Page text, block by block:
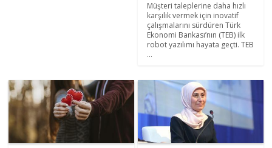
Müşteri taleplerine daha hızlı
karşılık vermek için inovatif
çalışmalarını sürdüren Türk
Ekonomi Bankası’nın (TEB) ilk
robot yazılımı hayata geçti. TEB
...